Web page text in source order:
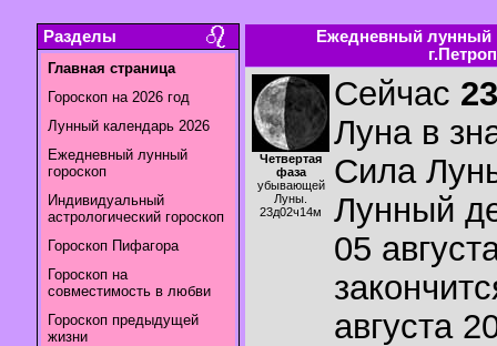
Разделы
Главная страница
Гороскоп на 2026 год
Лунный календарь 2026
Ежедневный лунный
гороскоп
Индивидуальный
астрологический гороскоп
Гороскоп Пифагора
Гороскоп на
совместимость в любви
Гороскоп предыдущей
жизни
Ежедневный лунный
Четвертая
фаза
убывающей
Луны.
23д02ч14м
Сейчас
Луна в
Сила
Лунный
05
августа